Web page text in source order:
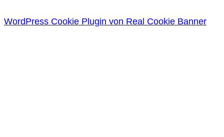
WordPress Cookie Plugin von Real Cookie Banner